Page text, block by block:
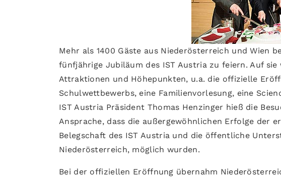
Mehr als 1400 Gäste aus Niederösterreich und Wien
fünfjährige Jubiläum des IST Austria zu feiern. Auf
Attraktionen und Höhepunkten, u.a. die offizielle
Schulwettbewerbs, eine Familienvorlesung, eine
IST Austria Präsident Thomas Henzinger hieß die
Ansprache, dass die außergewöhnlichen Erfolge der
Belegschaft des IST Austria und die öffentliche
Niederösterreich, möglich wurden.
Bei der offiziellen Eröffnung übernahm